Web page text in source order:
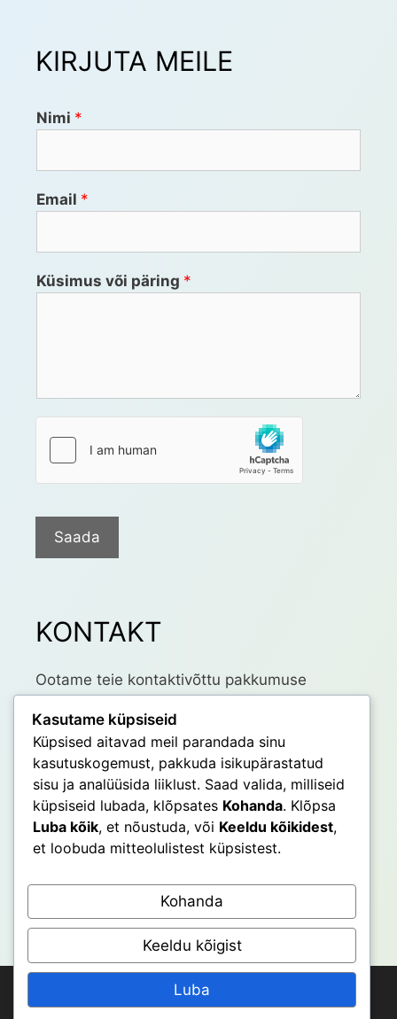
KIRJUTA MEILE
Nimi *
Email *
Küsimus või päring *
Saada
KONTAKT
Ootame teie kontaktivõttu pakkumuse
dd@developdesign.eu
Personaalselt saab ühendust:
Annika Jalak
Kristel Jalak
Kadri Kõiv
Tiit Kõnnussaar
Meie kirjatööd
Kasutame küpsiseid
Küpsised aitavad meil parandada sinu
kasutuskogemust, pakkuda isikupärastatud
sisu ja analüüsida liiklust. Saad valida, milliseid
küpsiseid lubada, klõpsates Kohanda. Klõpsa
Luba kõik, et nõustuda, või Keeldu kõikidest,
et loobuda mitteolulistest küpsistest.
Kohanda
Keeldu kõigist
Luba